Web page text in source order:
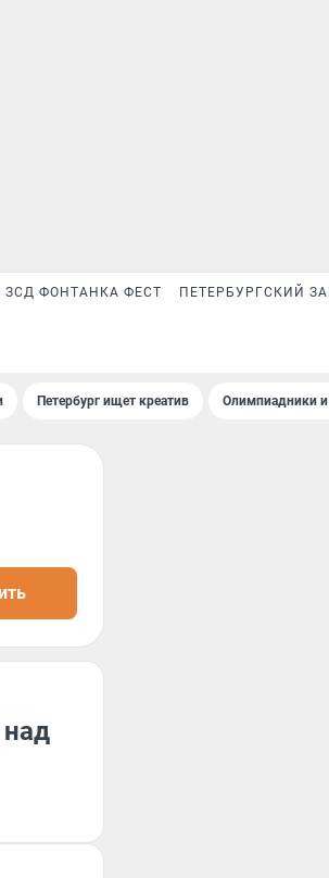
ЗСД ФОНТАНКА ФЕСТ ПЕТЕРБУРГСКИЙ
Петербург ищет креатив Олимпиадники и